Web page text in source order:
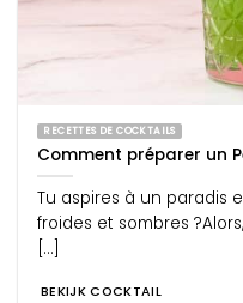
RECETTES DE COCKTAILS
Comment préparer un
Tu aspires à un paradis
froides et sombres
[...]
BEKIJK COCKTAIL